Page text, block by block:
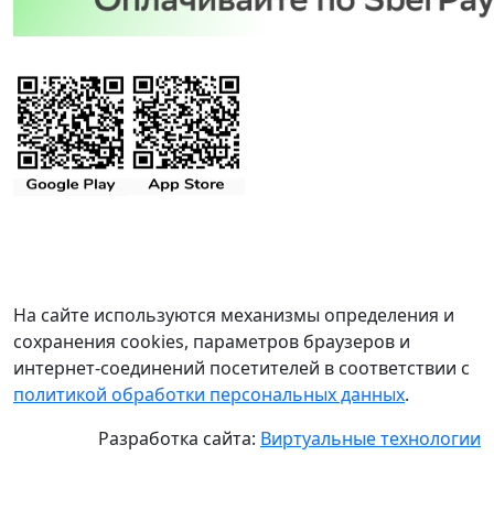
На сайте используются механизмы определения и
сохранения cookies, параметров браузеров и
интернет-соединений посетителей в соответствии с
политикой обработки персональных данных.
Разработка сайта: Виртуальные технологии